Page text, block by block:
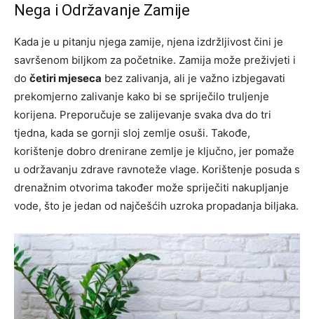
Nega i Održavanje Zamije
Kada je u pitanju njega zamije, njena izdržljivost čini je
savršenom biljkom za početnike. Zamija može preživjeti i
do četiri mjeseca bez zalivanja, ali je važno izbjegavati
prekomjerno zalivanje kako bi se spriječilo truljenje
korijena. Preporučuje se zalijevanje svaka dva do tri
tjedna, kada se gornji sloj zemlje osuši. Takođe,
korištenje dobro drenirane zemlje je ključno, jer pomaže
u održavanju zdrave ravnoteže vlage. Korištenje posuda s
drenažnim otvorima također može spriječiti nakupljanje
vode, što je jedan od najčešćih uzroka propadanja biljaka.